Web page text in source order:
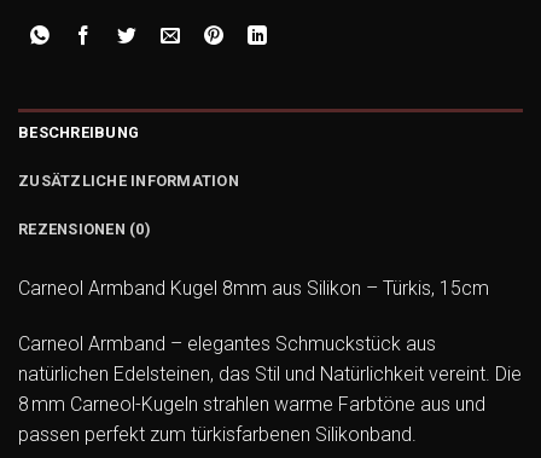
BESCHREIBUNG
ZUSÄTZLICHE INFORMATION
REZENSIONEN (0)
Carneol Armband Kugel 8mm aus Silikon – Türkis, 15cm
Carneol Armband – elegantes Schmuckstück aus
natürlichen Edelsteinen, das Stil und Natürlichkeit vereint. Die
8 mm Carneol-Kugeln strahlen warme Farbtöne aus und
passen perfekt zum türkisfarbenen Silikonband.